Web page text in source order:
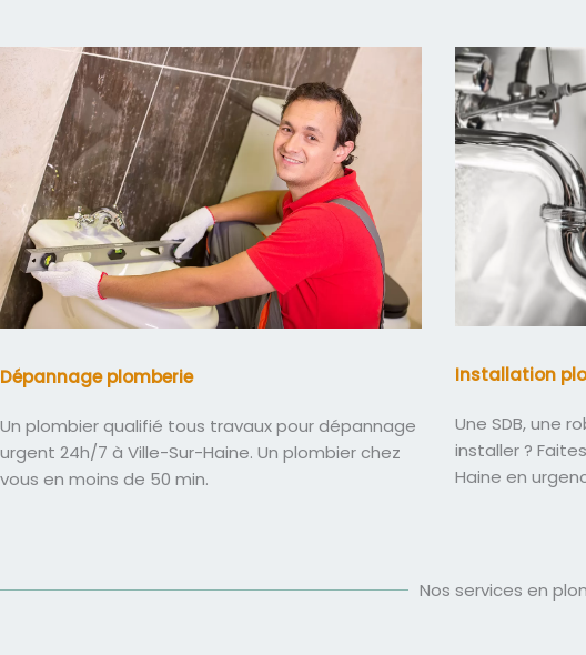
Dépannage plomberie
Un plombier qualifié tous travaux pour dépannage
urgent 24h/7 à Ville-Sur-Haine. Un plombier chez
vous en moins de 50 min.
Installation
Une SDB, une
installer ?
Haine en
Nos services en